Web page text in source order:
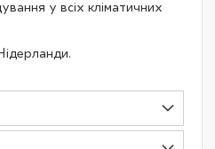
у всіх кліматичних